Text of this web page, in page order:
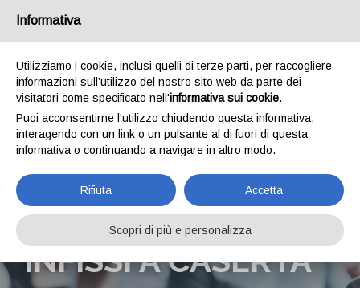
A.P.I. SRL
SERRATURE E
ACCESSORI PER
INFISSI A CASERTA
Informativa
Utilizziamo i cookie, inclusi quelli di terze parti, per raccogliere
informazioni sull’utilizzo del nostro sito web da parte dei
visitatori come specificato nell'informativa sui cookie.
Puoi acconsentirne l'utilizzo chiudendo questa informativa,
interagendo con un link o un pulsante al di fuori di questa
informativa o continuando a navigare in altro modo.
Rifiuta Accetta
Scopri di più e personalizza